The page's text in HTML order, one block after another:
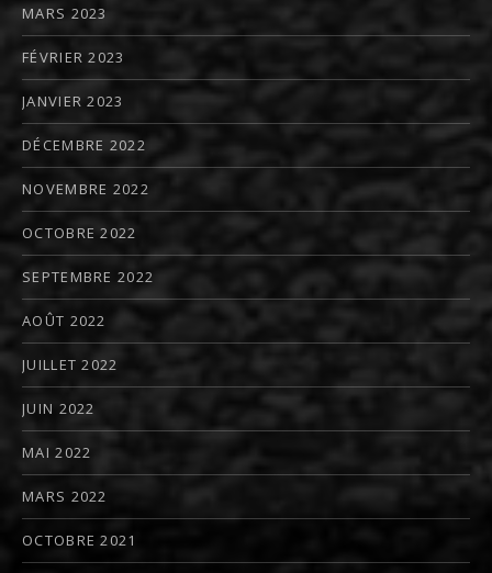
MARS 2023
FÉVRIER 2023
JANVIER 2023
DÉCEMBRE 2022
NOVEMBRE 2022
OCTOBRE 2022
SEPTEMBRE 2022
AOÛT 2022
JUILLET 2022
JUIN 2022
MAI 2022
MARS 2022
OCTOBRE 2021